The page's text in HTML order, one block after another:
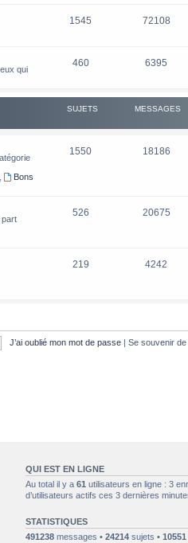
1545 72108
qui
460 6395
SUJETS MESSAGES
Bons
1550 18186
part
526 20675
219 4242
J’ai oublié mon mot de passe | Se souvenir
QUI EST EN LIGNE
Au total il y a61 utilisateurs en ligne : 3
d’utilisateurs actifs ces 3 dernières
STATISTIQUES
491238 messages •24214 sujets •10551